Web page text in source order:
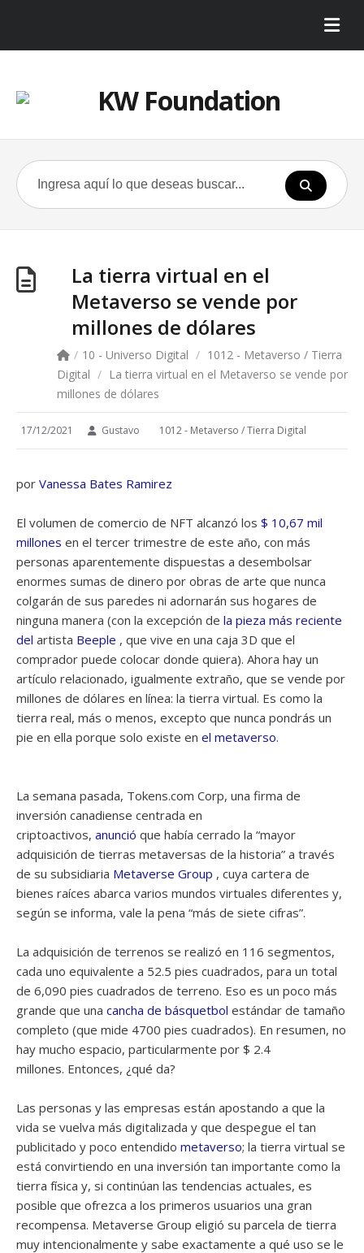
La tierra virtual en el
Metaverso se vende por
millones de dólares
/ 10 - Universo Digital / 1012 - Metaverso / Tierra
Digital / La tierra virtual en el Metaverso se vende por
millones de dólares
17/12/2021 Gustavo 1012 - Metaverso / Tierra Digital
por Vanessa Bates Ramirez
El volumen de comercio de NFT alcanzó los $ 10,67 mil
millones en el tercer trimestre de este año, con más
personas aparentemente dispuestas a desembolsar
enormes sumas de dinero por obras de arte que nunca
colgarán de sus paredes ni adornarán sus hogares de
ninguna manera (con la excepción de la pieza más reciente
del artista Beeple , que vive en una caja 3D que el
comprador puede colocar donde quiera). Ahora hay un
artículo relacionado, igualmente extraño, que se vende por
millones de dólares en línea: la tierra virtual. Es como la
tierra real, más o menos, excepto que nunca pondrás un
pie en ella porque solo existe en el metaverso.
La semana pasada, Tokens.com Corp, una firma de
inversión canadiense centrada en
criptoactivos, anunció que había cerrado la “mayor
adquisición de tierras metaversas de la historia” a través
de su subsidiaria Metaverse Group , cuya cartera de
bienes raíces abarca varios mundos virtuales diferentes y,
según se informa, vale la pena “más de siete cifras”.
La adquisición de terrenos se realizó en 116 segmentos,
cada uno equivalente a 52.5 pies cuadrados, para un total
de 6,090 pies cuadrados de terreno. Eso es un poco más
grande que una cancha de básquetbol estándar de tamaño
completo (que mide 4700 pies cuadrados). En resumen, no
hay mucho espacio, particularmente por $ 2.4
millones. Entonces, ¿qué da?
Las personas y las empresas están apostando a que la
vida se vuelva más digitalizada y que despegue el tan
publicitado y poco entendido metaverso; la tierra virtual se
está convirtiendo en una inversión tan importante como la
tierra física y, si continúan las tendencias actuales, es
posible que ofrezca a los primeros usuarios una gran
recompensa. Metaverse Group eligió su parcela de tierra
muy intencionalmente y sabe exactamente a qué uso se le